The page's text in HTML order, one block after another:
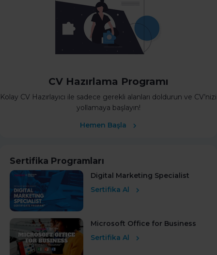
CV Hazırlama Programı
Kolay CV Hazırlayıcı ile sadece gerekli alanları doldurun ve CV’nizi
yollamaya başlayın!
Hemen Başla
Sertifika Programları
Digital Marketing Specialist
Sertifika Al
Microsoft Office for Business
Sertifika Al